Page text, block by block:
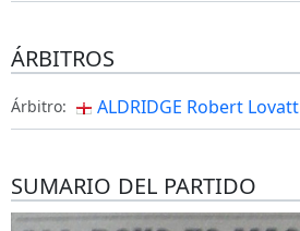
ÁRBITROS
Árbitro: ALDRIDGE Robert Lovatt
SUMARIO DEL PARTIDO